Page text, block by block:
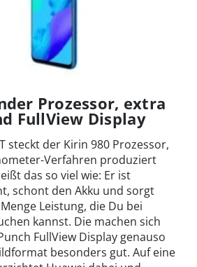
Prozessor, extra
FullView Display
steckt der Kirin 980 Prozessor,
Verfahren produziert
das so viel wie: Er ist
schont den Akku und sorgt
Leistung, die Du bei
kannst. Die machen sich
FullView Display genauso
besonders gut. Auf eine